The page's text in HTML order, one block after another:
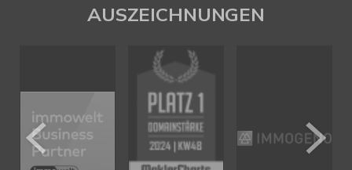
AUSZEICHNUNGEN